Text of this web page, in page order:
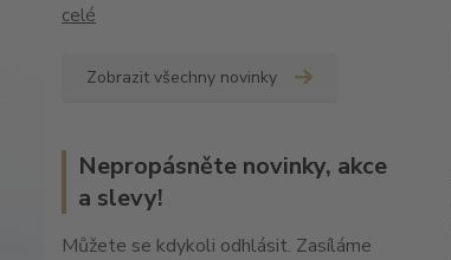
celé
Zobrazit všechny novinky
Nepropásněte novinky, akce
a slevy!
Můžete se kdykoli odhlásit. Zasíláme